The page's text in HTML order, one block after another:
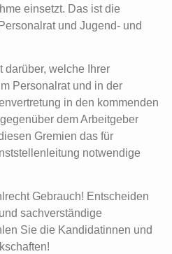
einsetzt. Das ist die
und Jugend- und
darüber, welche Ihrer
Personalrat und in der
in den kommenden
dem Arbeitgeber
Gremien das für
notwendige
Gebrauch! Entscheiden
sachverständige
Sie die Kandidatinnen und